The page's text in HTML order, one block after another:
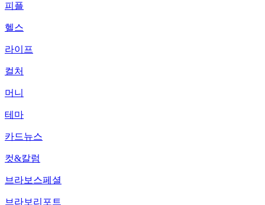
피플
헬스
라이프
컬처
머니
테마
카드뉴스
컷&칼럼
브라보스페셜
브라보리포트